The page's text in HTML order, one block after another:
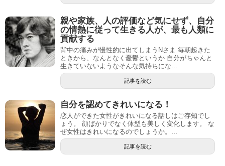
親や家族、人の評価など気にせず、自分
の情熱に従って生きる人が、最も人類に
貢献する
背中の痛みが慢性的に出てしまうNさま 毎朝起きた
ときから、なんとなく憂鬱というか 自分がちゃんと
生きていないようなそんな気持ちにな...
記事を読む
自分を認めてきれいになる！
恋人ができた女性がきれいになる話しはご存知でし
ょう。 顔ばかりでなく体型も美しく変化します。 な
ぜ女性はきれいになるのでしょうか。...
記事を読む